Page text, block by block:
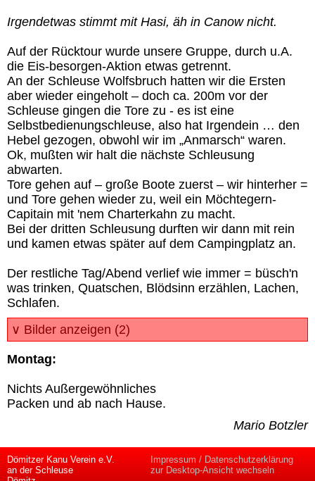
Irgendetwas stimmt mit Hasi, äh in Canow nicht.
Auf der Rücktour wurde unsere Gruppe, durch u.A.
die Eis-besorgen-Aktion etwas getrennt.
An der Schleuse Wolfsbruch hatten wir die Ersten
aber wieder eingeholt – doch ca. 200m vor der
Schleuse gingen die Tore zu - es ist eine
Selbstbedienungschleuse, also hat Irgendein … den
Hebel gezogen, obwohl wir im „Anmarsch“ waren.
Ok, mußten wir halt die nächste Schleusung
abwarten.
Tore gehen auf – große Boote zuerst – wir hinterher =
und Tore gehen wieder zu, weil ein Möchtegern-
Capitain mit 'nem Charterkahn zu macht.
Bei der dritten Schleusung durften wir dann mit rein
und kamen etwas später auf dem Campingplatz an.
Der restliche Tag/Abend verlief wie immer = büsch'n
was trinken, Quatschen, Blödsinn erzählen, Lachen,
Schlafen.
∨ Bilder anzeigen (2)
Montag:
Nichts Außergewöhnliches
Packen und ab nach Hause.
Mario Botzler
Dömitzer Kanu Verein e.V.
an der Schleuse
Impressum / Datenschutzerklärung
zur Desktop-Ansicht wechseln